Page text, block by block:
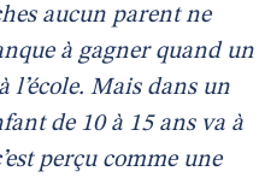
aucun parent ne
à gagner quand un
l’école. Mais dans un
de 10 à 15 ans va à
perçu comme une